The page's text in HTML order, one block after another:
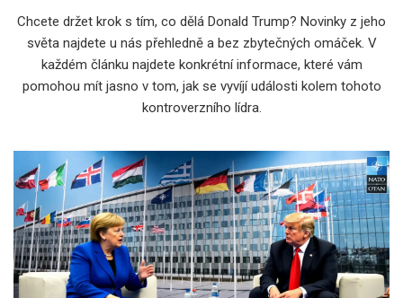
Chcete držet krok s tím, co dělá Donald Trump? Novinky z jeho
světa najdete u nás přehledně a bez zbytečných omáček. V
každém článku najdete konkrétní informace, které vám
pomohou mít jasno v tom, jak se vyvíjí události kolem tohoto
kontroverzního lídra.